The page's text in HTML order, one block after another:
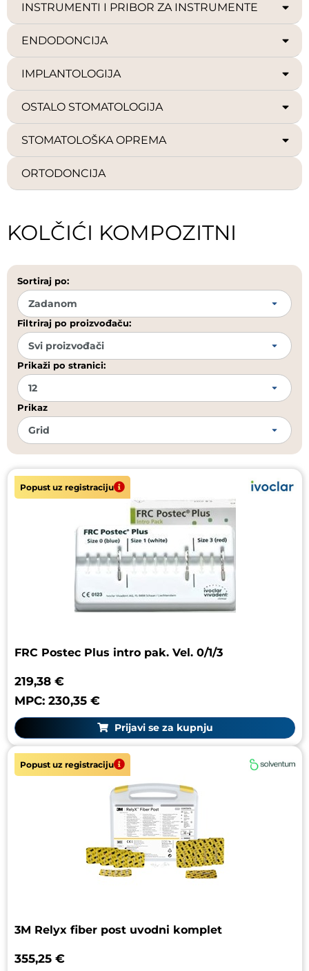
INSTRUMENTI I PRIBOR ZA INSTRUMENTE
ENDODONCIJA
IMPLANTOLOGIJA
OSTALO STOMATOLOGIJA
STOMATOLOŠKA OPREMA
ORTODONCIJA
KOLČIĆI KOMPOZITNI
Sortiraj po:
Filtriraj po proizvođaču:
Prikaži po stranici:
Prikaz
Popust uz registraciju
FRC Postec Plus intro pak. Vel. 0/1/3
219,38 €
MPC: 230,35 €
Prijavi se za kupnju
Popust uz registraciju
3M Relyx fiber post uvodni komplet
355,25 €